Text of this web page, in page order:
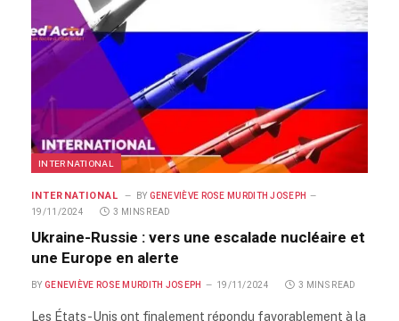
INTERNATIONAL
INTERNATIONAL BY GENEVIÈVE ROSE MURDITH JOSEPH
19/11/2024
3 MINS READ
Ukraine-Russie : vers une escalade nucléaire et
une Europe en alerte
BY GENEVIÈVE ROSE MURDITH JOSEPH 19/11/2024 3 MINS READ
Les États-Unis ont finalement répondu favorablement à la